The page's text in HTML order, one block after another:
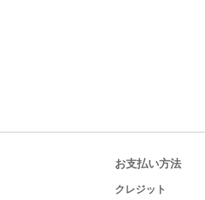
お支払い方法
クレジット